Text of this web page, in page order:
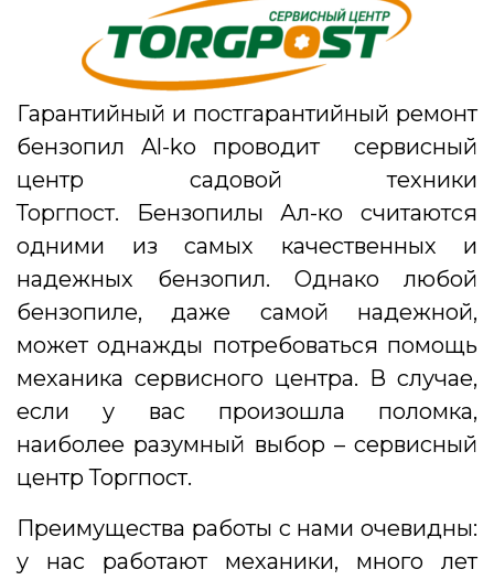
Гарантийный и постгарантийный ремонт
бензопил Al-ko проводит
сервисный
центр садовой техники
Торгпост. Бензопилы Ал-ко считаются
одними из самых качественных и
надежных бензопил. Однако любой
бензопиле, даже самой надежной,
может однажды потребоваться помощь
механика сервисного центра. В случае,
если у вас произошла поломка,
наиболее разумный выбор – сервисный
центр Торгпост.
Преимущества работы с нами очевидны:
у нас работают механики, много лет